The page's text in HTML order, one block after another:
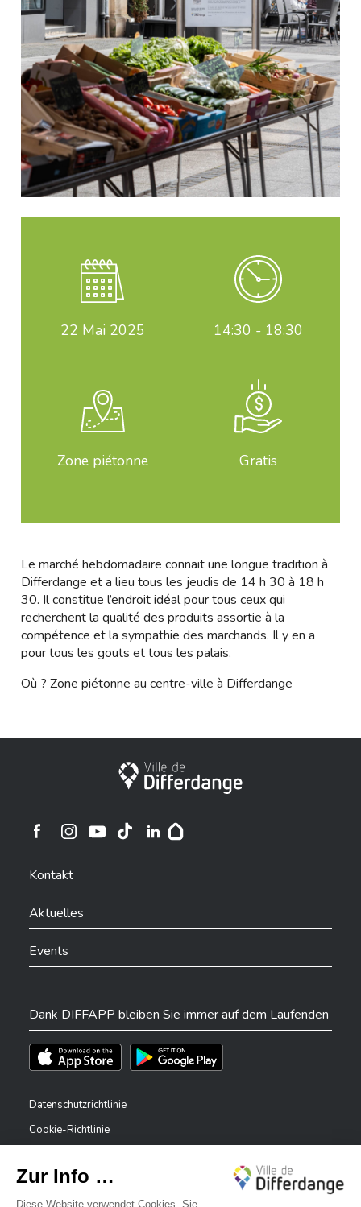
22 Mai 2025 14:30 - 18:30
Zone piétonne Gratis
Le marché hebdomadaire connait une longue tradition à
Differdange et a lieu tous les jeudis de 14 h 30 à 18 h
30. Il constitue l’endroit idéal pour tous ceux qui
recherchent la qualité des produits assortie à la
compétence et la sympathie des marchands. Il y en a
pour tous les gouts et tous les palais.
Où ? Zone piétonne au centre-ville à Differdange
Stadt Differdingen
Ville de Differdange sur Instagram
Kontakt
Aktuelles
Events
Dank DIFFAPP bleiben Sie immer auf dem Laufenden
Téléchargez l'app sur l'App StoreTéléchargez l'app sur Play Store
Datenschutzrichtlinie
Cookie-Richtlinie
Erklärung zur Barrierefreiheit
✕